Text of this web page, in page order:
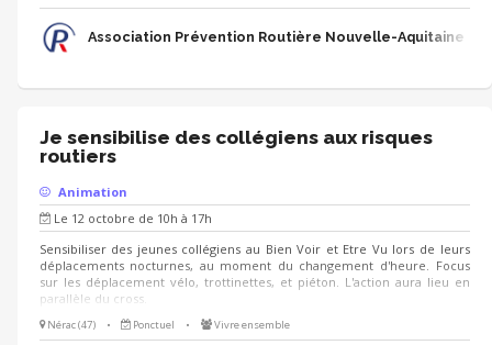
Association Prévention Routière Nouvelle-Aquitaine
Je sensibilise des collégiens aux risques
routiers
Animation
Le 12 octobre de 10h à 17h
Sensibiliser des jeunes collégiens au Bien Voir et Etre Vu lors de leurs
déplacements nocturnes, au moment du changement d'heure. Focus
sur les déplacement vélo, trottinettes, et piéton. L'action aura lieu en
parallèle du cross.
Nérac (47) • Ponctuel • Vivre ensemble